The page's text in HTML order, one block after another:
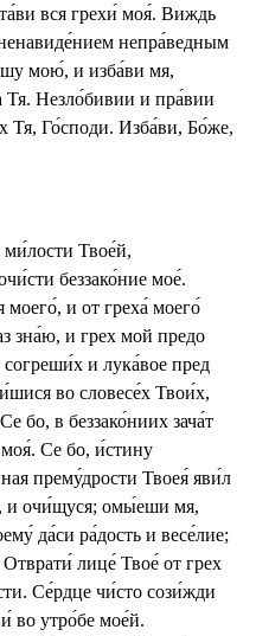
вся грехи́ моя́. Виждь
непра́ведным
мою́, и изба́ви мя,
Тя. Незло́бивии и пра́вии
Тя, Го́споди. Изба́ви, Бо́же,
Твое́й,
беззако́ние мое́.
и от греха́ моего́
зна́ю, и грех мой предо
и лука́вое пред
во словесе́х Твои́х,
бо, в беззако́ниих зача́т
Се бо, и́стину
прему́дрости Твоея́ яви́л
и очи́щуся; омы́еши мя,
да́си ра́дость и весе́лие;
лице́ Твое́ от грех
Се́рдце чи́сто сози́жди
во утро́бе мое́й.